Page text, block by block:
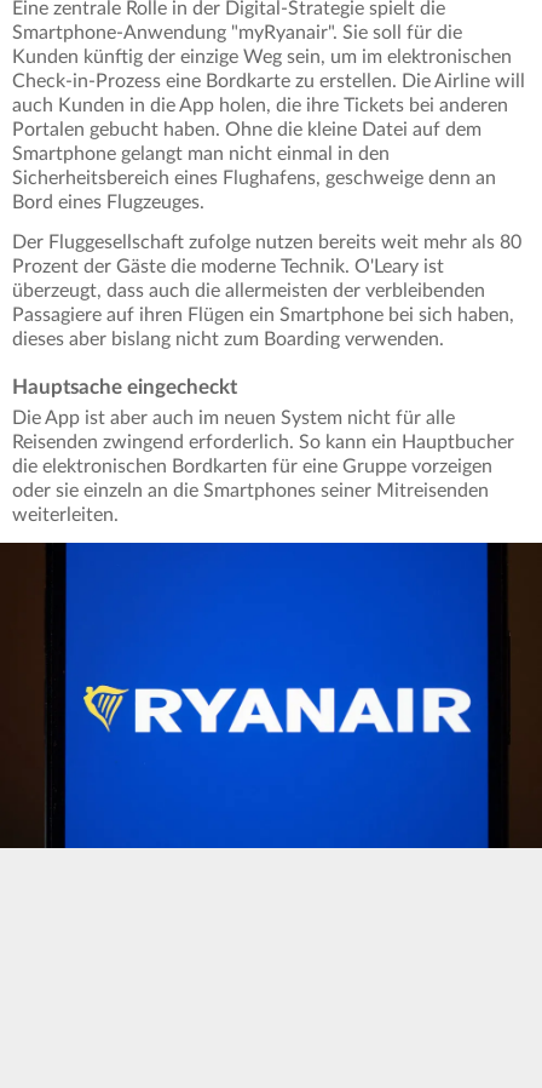
Eine zentrale Rolle in der Digital-Strategie spielt die
Smartphone-Anwendung "myRyanair". Sie soll für die
Kunden künftig der einzige Weg sein, um im elektronischen
Check-in-Prozess eine Bordkarte zu erstellen. Die Airline will
auch Kunden in die App holen, die ihre Tickets bei anderen
Portalen gebucht haben. Ohne die kleine Datei auf dem
Smartphone gelangt man nicht einmal in den
Sicherheitsbereich eines Flughafens, geschweige denn an
Bord eines Flugzeuges.
Der Fluggesellschaft zufolge nutzen bereits weit mehr als 80
Prozent der Gäste die moderne Technik. O'Leary ist
überzeugt, dass auch die allermeisten der verbleibenden
Passagiere auf ihren Flügen ein Smartphone bei sich haben,
dieses aber bislang nicht zum Boarding verwenden.
Hauptsache eingecheckt
Die App ist aber auch im neuen System nicht für alle
Reisenden zwingend erforderlich. So kann ein Hauptbucher
die elektronischen Bordkarten für eine Gruppe vorzeigen
oder sie einzeln an die Smartphones seiner Mitreisenden
weiterleiten.